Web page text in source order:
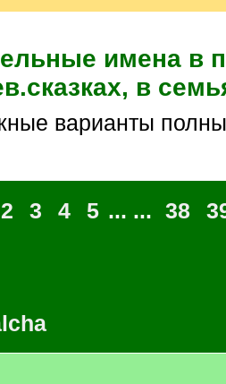
имена в
в
варианты
2 3 4 5 ... ... 38